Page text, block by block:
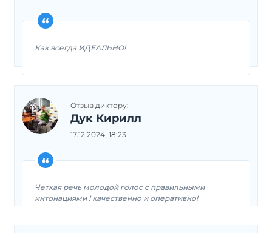
Как всегда ИДЕАЛЬНО!
Отзыв диктору:
Дук Кирилл
17.12.2024, 18:23
Четкая речь молодой голос с правильными
интонациями ! качественно и оперативно!